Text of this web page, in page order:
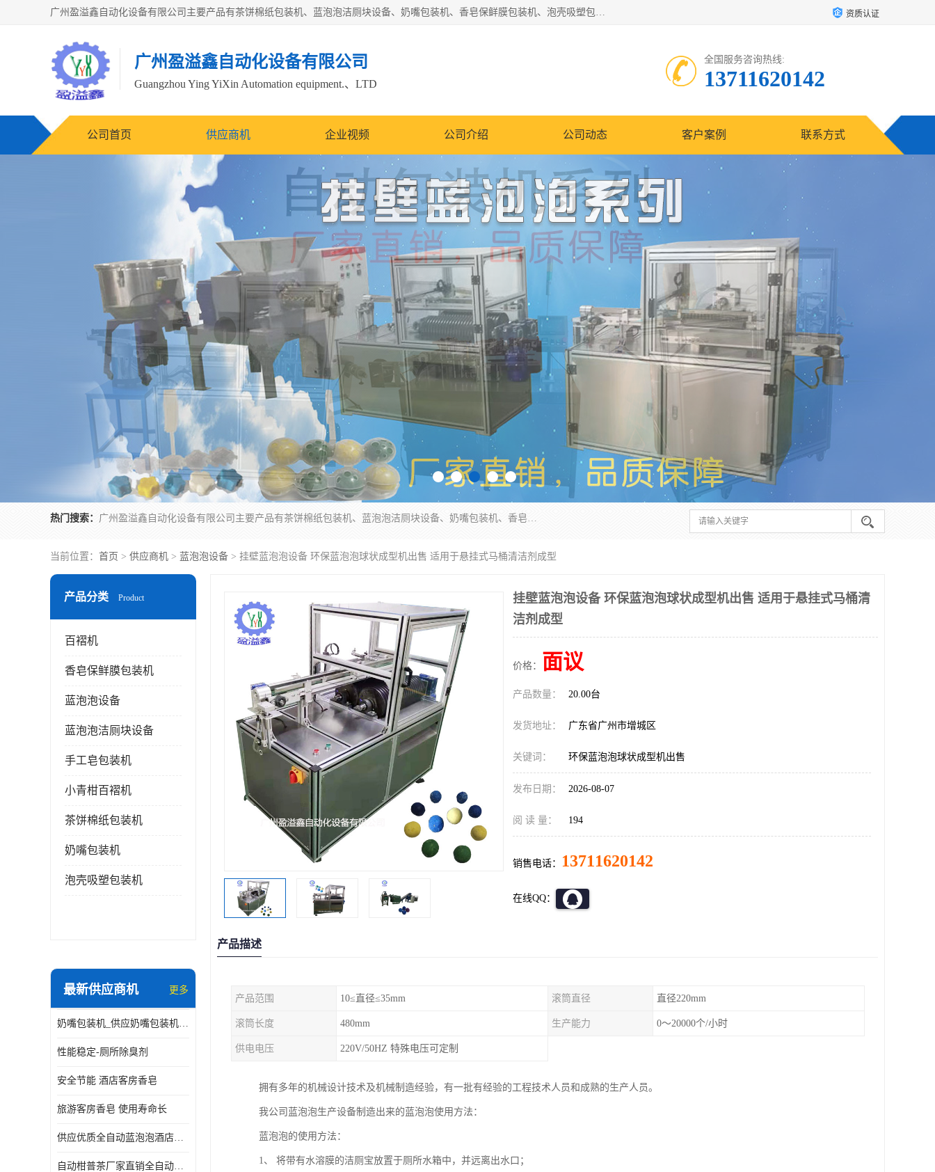
广州盈溢鑫自动化设备有限公司主要产品有茶饼棉纸包装机、蓝泡泡洁厕块设备、奶嘴包装机、香皂保鲜膜包装机、泡壳吸塑包装机、手工皂包装机、百褶机等产品，并根据客户要求生产非标自动化机械及生产线。欢迎广大客户来电咨询！ 资质认证
广州盈溢鑫自动化设备有限公司
Guangzhou Ying YiXin Automation equipment.、LTD
全国服务咨询热线:
13711620142
公司首页 供应商机 企业视频 公司介绍 公司动态 客户案例 联系方式
热门搜索： 广州盈溢鑫自动化设备有限公司主要产品有茶饼棉纸包装机、蓝泡泡洁厕块设备、奶嘴包装机、香皂保鲜膜包装机、泡壳吸塑包装机、手工皂包装机、百褶机等产品，并根据客户要求生产非标自动化机械及生产线。欢迎广大客户来电咨询！
当前位置： 首页 > 供应商机 > 蓝泡泡设备 > 挂壁蓝泡泡设备 环保蓝泡泡球状成型机出售 适用于悬挂式马桶清洁剂成型
产品分类 Product
百褶机
香皂保鲜膜包装机
蓝泡泡设备
蓝泡泡洁厕块设备
手工皂包装机
小青柑百褶机
茶饼棉纸包装机
奶嘴包装机
泡壳吸塑包装机
最新供应商机 更多
奶嘴包装机_供应奶嘴包装机_奶嘴包装机厂家
性能稳定-厕所除臭剂
安全节能 酒店客房香皂
旅游客房香皂 使用寿命长
供应优质全自动蓝泡泡酒店香皂出条机
自动柑普茶厂家直销全自动新会小青柑柑普茶包装机
挂壁蓝泡泡设备 环保蓝泡泡球状成型机出售 适用于悬挂式马桶清
洁剂成型
价格： 面议
产品数量： 20.00台
发货地址： 广东省广州市增城区
关键词： 环保蓝泡泡球状成型机出售
发布日期： 2026-08-07
阅 读 量： 194
销售电话： 13711620142
在线QQ：
产品描述
产品范围 10≤直径≤35mm 滚筒直径 直径220mm
滚筒长度 480mm 生产能力 0～20000个/小时
供电电压 220V/50HZ 特殊电压可定制
拥有多年的机械设计技术及机械制造经验，有一批有经验的工程技术人员和成熟的生产人员。
我公司蓝泡泡生产设备制造出来的蓝泡泡使用方法：
蓝泡泡的使用方法：
1、 将带有水溶膜的洁厕宝放置于厕所水箱中，并远离出水口；